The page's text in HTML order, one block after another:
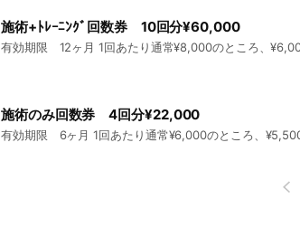
施術+ﾄﾚｰﾆﾝｸﾞ回数券 10回分¥60,000
有効期限 12ヶ月 1回あたり通常¥8,000のところ、
施術のみ回数券 4回分¥22,000
有効期限 6ヶ月 1回あたり通常¥6,000のところ、